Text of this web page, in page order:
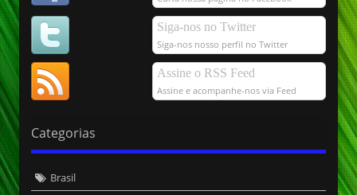
Siga-nos no Twitter
Siga-nos nosso perfil no Twitter
Assine o RSS Feed
Assine e acompanhe-nos via Feed
Categorias
Brasil